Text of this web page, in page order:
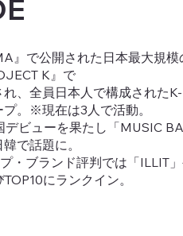
』で公開された日本最大規模
K』で
、全員日本人で構成された
。※現在は3人で活動。
ビューを果たし「MUSIC
で話題に。
・ブランド評判では「ILLIT
にランクイン。